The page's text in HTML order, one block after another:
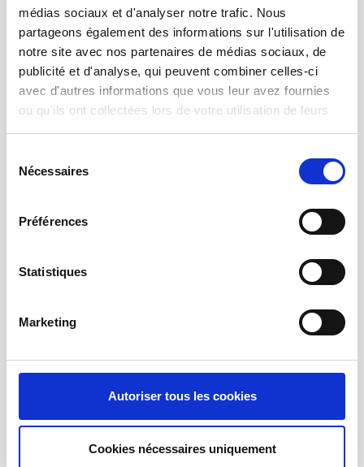
médias sociaux et d'analyser notre trafic. Nous
partageons également des informations sur l'utilisation de
notre site avec nos partenaires de médias sociaux, de
publicité et d'analyse, qui peuvent combiner celles-ci
avec d'autres informations que vous leur avez fournies
ou qu'ils ont collectées lors de votre utilisation de leurs
Nécessaires
Préférences
Statistiques
Marketing
Autoriser tous les cookies
Cookies nécessaires uniquement
Le Simplex est un doseur à remplissage central avec un
système d'ouverture à poire pour une alimentation précise des
animaux. Sa robustesse et sa simplicité d'utilisation en font un
produit idéal pour les phases Maternité et Gesta...
EN SAVOIR PLUS
SIX-S, Doseur à trappe simple pour
l'alimentation des truies